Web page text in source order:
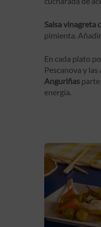
Salsa vinagreta
pimienta.
En cada plato
Pescanova y
Anguriñas
energía.